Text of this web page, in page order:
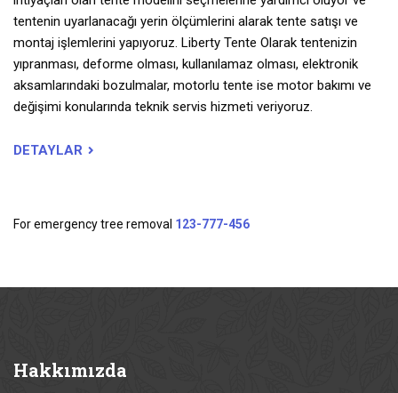
tentenin uyarlanacağı yerin ölçümlerini alarak tente satışı ve
montaj işlemlerini yapıyoruz. Liberty Tente Olarak tentenizin
yıpranması, deforme olması, kullanılamaz olması, elektronik
aksamlarındaki bozulmalar, motorlu tente ise motor bakımı ve
değişimi konularında teknik servis hizmeti veriyoruz.
DETAYLAR
For emergency tree removal 123-777-456
Hakkımızda